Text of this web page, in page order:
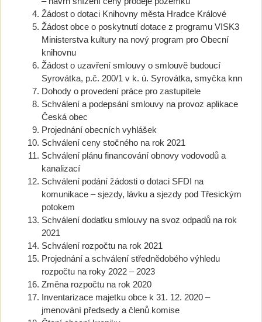
Žádost o dotaci Knihovny města Hradce Králové
Žádost obce o poskytnutí dotace z programu VISK3
Ministerstva kultury na nový program pro Obecní
knihovnu
Žádost o uzavření smlouvy o smlouvě budoucí
Syrovátka, p.č. 200/1 v k. ú. Syrovátka, smyčka knn
Dohody o provedení práce pro zastupitele
Schválení a podepsání smlouvy na provoz aplikace
Česká obec
Projednání obecních vyhlášek
Schválení ceny stočného na rok 2021
Schválení plánu financování obnovy vodovodů a
kanalizací
Schválení podání žádosti o dotaci SFDI na
komunikace – sjezdy, lávku a sjezdy pod Třesickým
potokem
Schválení dodatku smlouvy na svoz odpadů na rok
2021
Schválení rozpočtu na rok 2021
Projednání a schválení střednědobého výhledu
rozpočtu na roky 2022 – 2023
Změna rozpočtu na rok 2020
Inventarizace majetku obce k 31. 12. 2020 –
jmenování předsedy a členů komise